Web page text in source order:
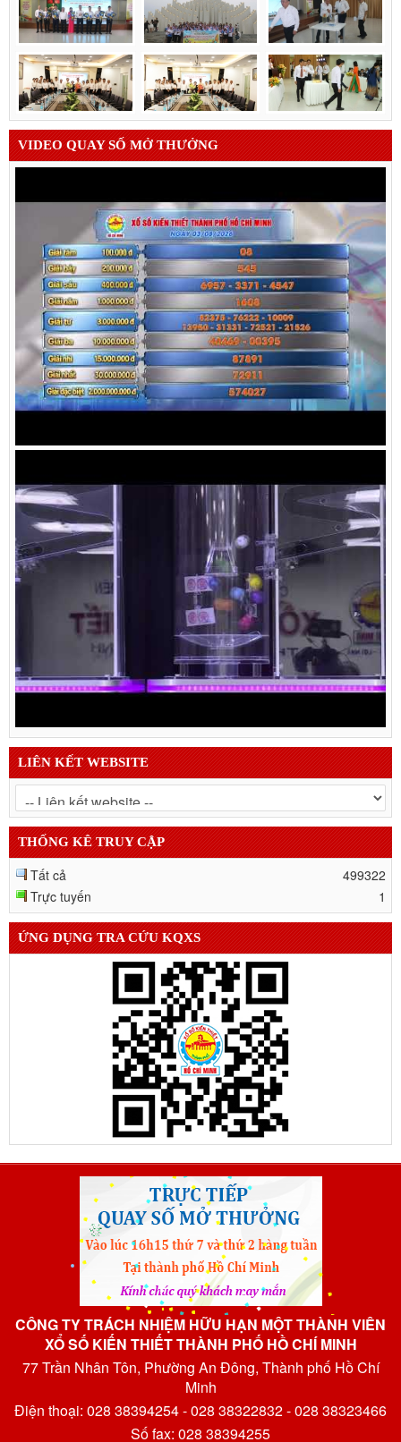
VIDEO QUAY SỐ MỞ THƯỞNG
LIÊN KẾT WEBSITE
THỐNG KÊ TRUY CẬP
Tất cả
499322
Trực tuyến
1
ỨNG DỤNG TRA CỨU KQXS
CÔNG TY TRÁCH NHIỆM HỮU HẠN MỘT THÀNH VIÊN
XỔ SỐ KIẾN THIẾT THÀNH PHỐ HỒ CHÍ MINH
77 Trần Nhân Tôn, Phường An Đông, Thành phố Hồ Chí
Minh
Điện thoại: 028 38394254 - 028 38322832 - 028 38323466
Số fax: 028 38394255